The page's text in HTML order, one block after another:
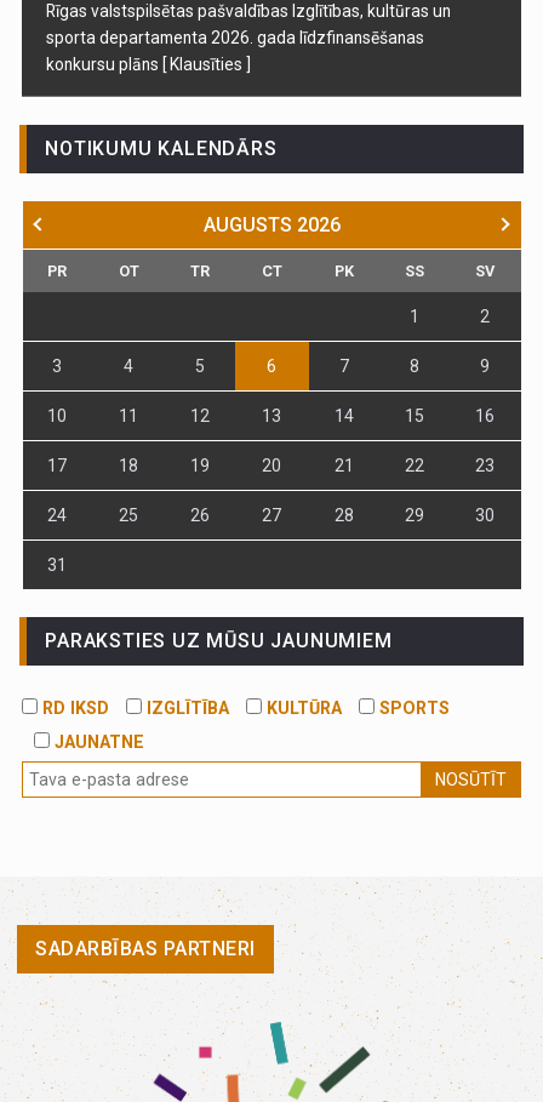
Rīgas valstspilsētas pašvaldības Izglītības, kultūras un
sporta departamenta 2026. gada līdzfinansēšanas
konkursu plāns [ Klausīties ]
NOTIKUMU KALENDĀRS
AUGUSTS 2026
PR OT TR CT PK SS SV
1 2
3 4 5 6 7 8 9
10 11 12 13 14 15 16
17 18 19 20 21 22 23
24 25 26 27 28 29 30
31
PARAKSTIES UZ MŪSU JAUNUMIEM
RD IKSD IZGLĪTĪBA KULTŪRA
SPORTS
JAUNATNE
NOSŪTĪT
SADARBĪBAS PARTNERI